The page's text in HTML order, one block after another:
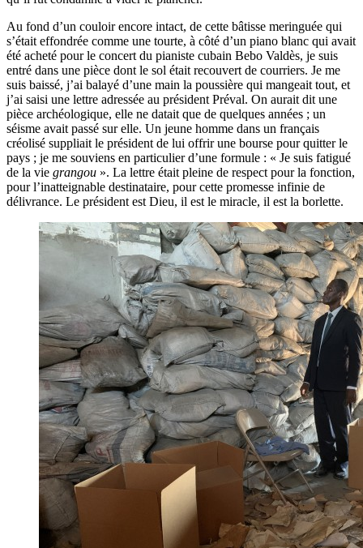
Au fond d’un couloir encore intact, de cette bâtisse meringuée qui
s’était effondrée comme une tourte, à côté d’un piano blanc qui avait
été acheté pour le concert du pianiste cubain Bebo Valdès, je suis
entré dans une pièce dont le sol était recouvert de courriers. Je me
suis baissé, j’ai balayé d’une main la poussière qui mangeait tout, et
j’ai saisi une lettre adressée au président Préval. On aurait dit une
pièce archéologique, elle ne datait que de quelques années ; un
séisme avait passé sur elle. Un jeune homme dans un français
créolisé suppliait le président de lui offrir une bourse pour quitter le
pays ; je me souviens en particulier d’une formule : « Je suis fatigué
de la vie grangou ». La lettre était pleine de respect pour la fonction,
pour l’inatteignable destinataire, pour cette promesse infinie de
délivrance. Le président est Dieu, il est le miracle, il est la borlette.